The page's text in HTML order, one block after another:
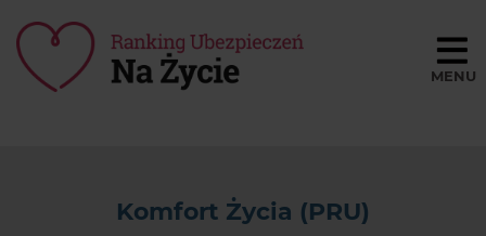
SŁOWNIK
Komfort Życia (PRU)